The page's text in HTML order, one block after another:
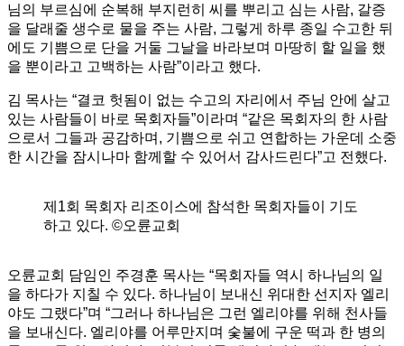
님의 부르심에 순복해 부지런히 씨를 뿌리고 심는 사람, 갈증
을 달래줄 생수로 물을 주는 사람, 그렇게 하루 종일 수고한 뒤
에도 기쁨으로 단을 거둘 그날을 바라보며 마땅히 할 일을 했
을 뿐이라고 고백하는 사람”이라고 했다.
김 목사는 “결코 헛됨이 없는 수고의 자리에서 주님 안에 살고
있는 사람들이 바로 목회자들”이라며 “같은 목회자의 한 사람
으로서 그들과 공감하며, 기쁨으로 쉬고 연합하는 가운데 소중
한 시간을 잠시나마 함께할 수 있어서 감사드린다”고 전했다.
제1회 목회자 리조이스에 참석한 목회자들이 기도
하고 있다. ©오륜교회
오륜교회 담임인 주경훈 목사는 “목회자들 역시 하나님의 일
을 하다가 지칠 수 있다. 하나님이 보내신 위대한 선지자 엘리
야도 그랬다”며 “그러나 하나님은 그런 엘리야를 위해 천사들
을 보내신다. 엘리야를 어루만지며 숯불에 구운 떡과 한 병의